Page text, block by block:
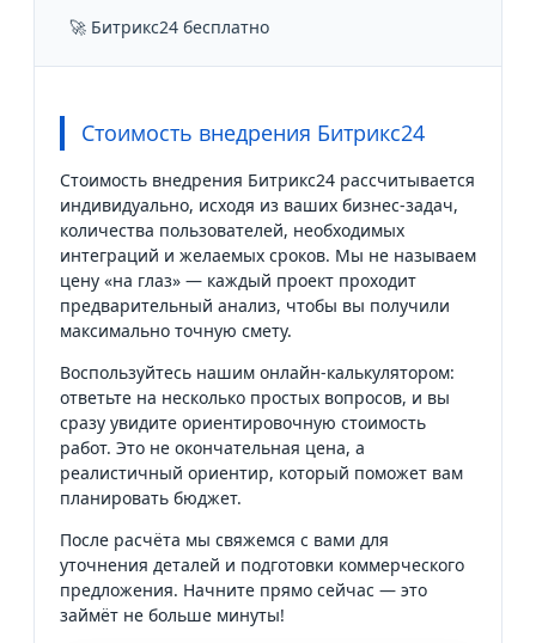
🚀 Битрикс24 бесплатно
Стоимость внедрения Битрикс24
Стоимость внедрения Битрикс24 рассчитывается
индивидуально, исходя из ваших бизнес-задач,
количества пользователей, необходимых
интеграций и желаемых сроков. Мы не называем
цену «на глаз» — каждый проект проходит
предварительный анализ, чтобы вы получили
максимально точную смету.
Воспользуйтесь нашим онлайн-калькулятором:
ответьте на несколько простых вопросов, и вы
сразу увидите ориентировочную стоимость
работ. Это не окончательная цена, а
реалистичный ориентир, который поможет вам
планировать бюджет.
После расчёта мы свяжемся с вами для
уточнения деталей и подготовки коммерческого
предложения. Начните прямо сейчас — это
займёт не больше минуты!